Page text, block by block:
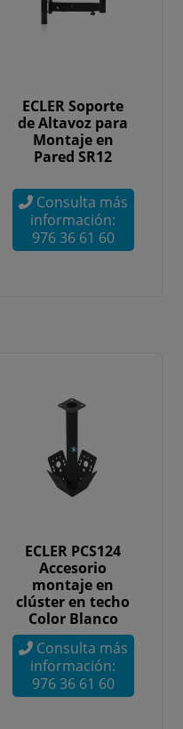
ECLER Soporte
de Altavoz para
Montaje en
Pared SR12
Consulta más
información:
976 36 61 60
ECLER PCS124
Accesorio
montaje en
clúster en techo
Color Blanco
Consulta más
información:
976 36 61 60